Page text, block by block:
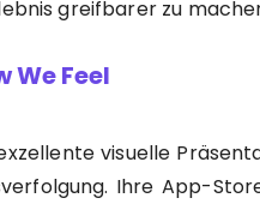
greifbarer zu
We Feel
visuelle
Ihre App-